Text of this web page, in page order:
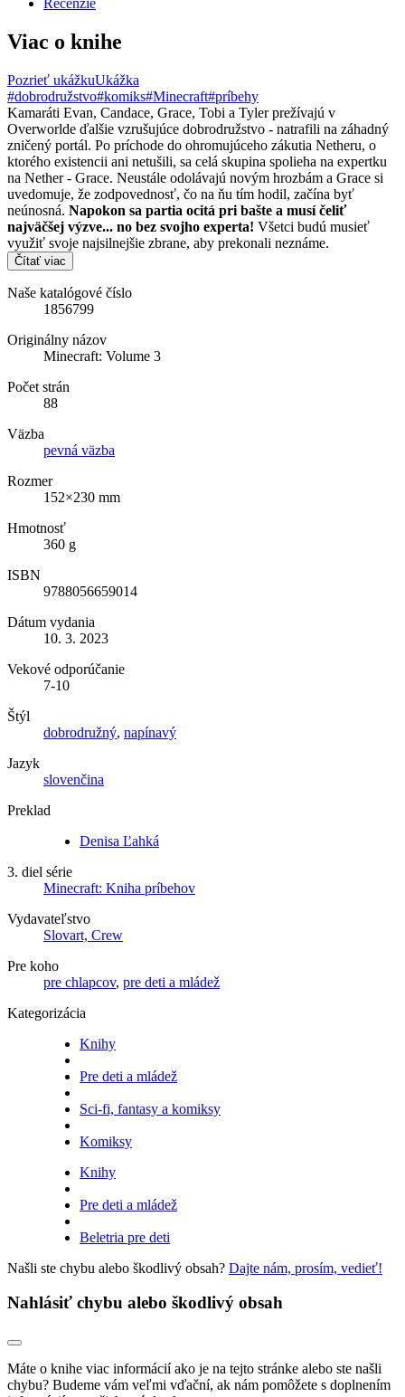
Viac o knihe
Pozrieť ukážkuUkážka
#dobrodružstvo#komiks#Minecraft#príbehy
Kamaráti Evan, Candace, Grace, Tobi a Tyler prežívajú v
Overworlde ďalšie vzrušujúce dobrodružstvo - natrafili na záhadný
zničený portál. Po príchode do ohromujúceho zákutia Netheru, o
ktorého existencii ani netušili, sa celá skupina spolieha na expertku
na Nether - Grace. Neustále odolávajú novým hrozbám a Grace si
uvedomuje, že zodpovednosť, čo na ňu tím hodil, začína byť
neúnosná. Napokon sa partia ocitá pri bašte a musí čeliť
najväčšej výzve... no bez svojho experta! Všetci budú musieť
využiť svoje najsilnejšie zbrane, aby prekonali neznáme.
Čítať viac
Naše katalógové číslo
1856799
Originálny názov
Minecraft: Volume 3
Počet strán
88
Väzba
pevná väzba
Rozmer
152×230 mm
Hmotnosť
360 g
ISBN
9788056659014
Dátum vydania
10. 3. 2023
Vekové odporúčanie
7-10
Štýl
dobrodružný, napínavý
Jazyk
slovenčina
Preklad
Denisa Ľahká
3. diel série
Minecraft: Kniha príbehov
Vydavateľstvo
Slovart, Crew
Pre koho
pre chlapcov, pre deti a mládež
Kategorizácia
Knihy
Pre deti a mládež
Sci-fi, fantasy a komiksy
Komiksy
Knihy
Pre deti a mládež
Beletria pre deti
Našli ste chybu alebo škodlivý obsah? Dajte nám, prosím, vedieť!
Nahlásiť chybu alebo škodlivý obsah
Máte o knihe viac informácií ako je na tejto stránke alebo ste našli
chybu? Budeme vám veľmi vďační, ak nám pomôžete s doplnením